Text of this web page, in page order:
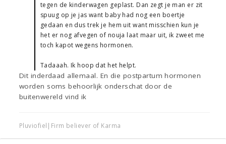
tegen de kinderwagen geplast. Dan zegt je man er zit
spuug op je jas want baby had nog een boertje
gedaan en dus trek je hem uit want misschien kun je
het er nog afvegen of nouja laat maar uit, ik zweet me
toch kapot wegens hormonen.
Tadaaah. Ik hoop dat het helpt.
Dit inderdaad allemaal. En die postpartum hormonen
worden soms behoorlijk onderschat door de
buitenwereld vind ik
Pluviofiel|Firm believer of Karma